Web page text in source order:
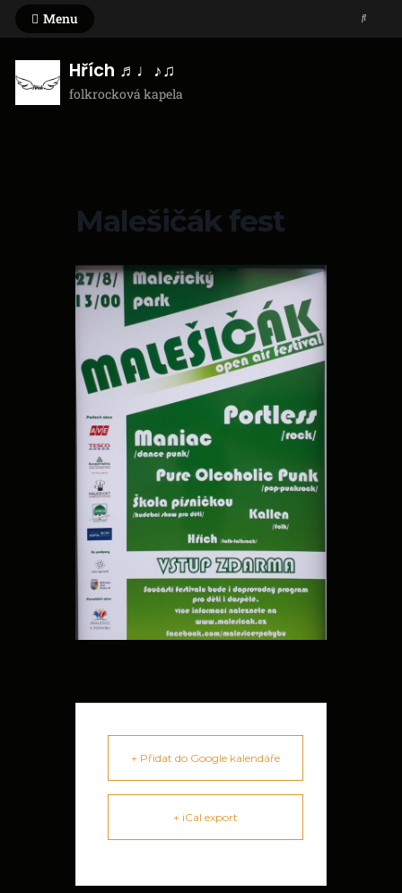
content
Menu Search
Hřích ♬♩♪♫
folkrocková kapela
Malešičák fest
+ Přidat do Google kalendáře
+ iCal export